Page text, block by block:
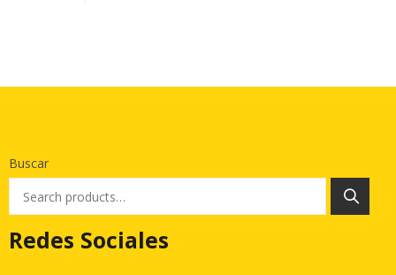
Buscar
Redes Sociales